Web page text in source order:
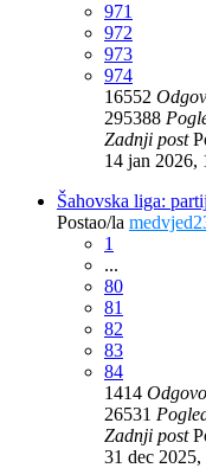
971
972
973
974
16552
295388
Zadnji post
14 jan 2026,
Šahovska liga:
Postao/la
1
...
80
81
82
83
84
1414
26531
Zadnji post
31 dec 2025,